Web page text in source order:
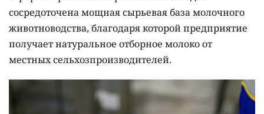
сосредоточена мощная сырьевая база молочного
животноводства, благодаря которой предприятие
получает натуральное отборное молоко от
местных сельхозпроизводителей.